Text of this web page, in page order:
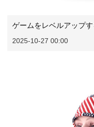
ゲームをレベルアップ
2025-10-27 00:00